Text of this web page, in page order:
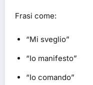
Frasi come:
“Mi sveglio”
“Io manifesto”
“Io comando”